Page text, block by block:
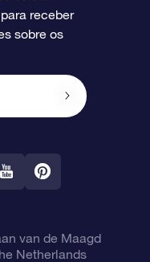
receber
sobre os
van de Maagd
Netherlands